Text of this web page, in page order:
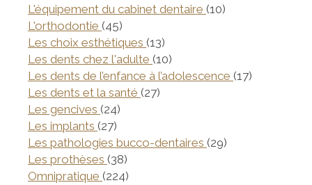
L'équipement du cabinet dentaire (10)
L'orthodontie (45)
Les choix esthétiques (13)
Les dents chez l'adulte (10)
Les dents de l’enfance à l’adolescence (17)
Les dents et la santé (27)
Les gencives (24)
Les implants (27)
Les pathologies bucco-dentaires (29)
Les prothèses (38)
Omnipratique (224)